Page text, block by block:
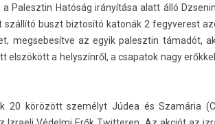
Palesztin Hatóság irányítása alatt álló
szállító buszt bi­ztosító katonák 2 fegyverest
meg­sebesít­ve az egyik palesztin támadót,
elszökött a helys­zínről, a csapatok nagy
20 körözött személyt Júdea és Szamária